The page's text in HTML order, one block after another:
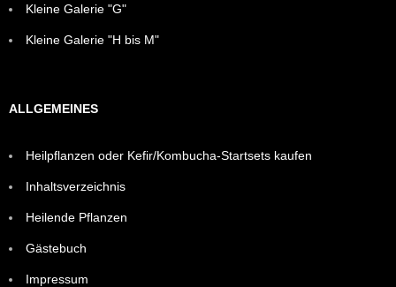
Kleine Galerie "G"
Kleine Galerie "H bis M"
ALLGEMEINES
Heilpflanzen oder Kefir/Kombucha-Startsets kaufen
Inhaltsverzeichnis
Heilende Pflanzen
Gästebuch
Impressum